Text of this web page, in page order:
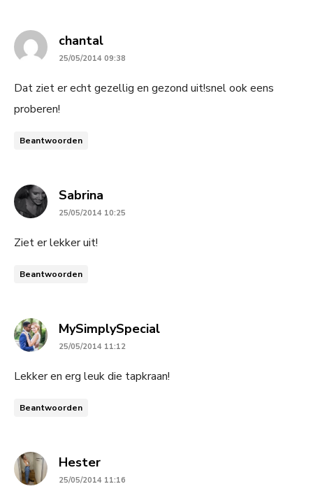
chantalsays:
25/05/2014 09:38
Dat ziet er echt gezellig en gezond uit!snel ook eens
proberen!
Beantwoorden
Sabrina
25/05/2014 10:25
Ziet er lekker uit!
Beantwoorden
MySimplySpecialsays:
25/05/2014 11:12
Lekker en erg leuk die tapkraan!
Beantwoorden
Hestersays:
25/05/2014 11:16